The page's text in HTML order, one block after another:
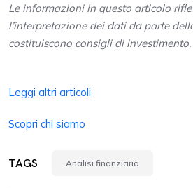
Le informazioni in questo articolo
l’interpretazione dei dati da parte
costituiscono consigli di investimento.
Leggi altri articoli
Scopri chi siamo
TAGS Analisi finanziaria